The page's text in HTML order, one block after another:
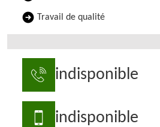
Travail de qualité
indisponible
indisponible